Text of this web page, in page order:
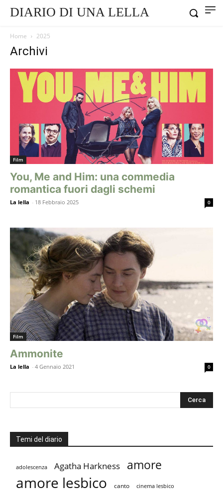
DIARIO DI UNA LELLA
Home 2025
Archivi
Film
You, Me and Him: una commedia
romantica fuori dagli schemi
La lella - 18 Febbraio 2025 0
Film
Ammonite
La lella - 4 Gennaio 2021 0
Temi del diario
adolescenza Agatha Harkness amore
amore lesbico canto cinema lesbico